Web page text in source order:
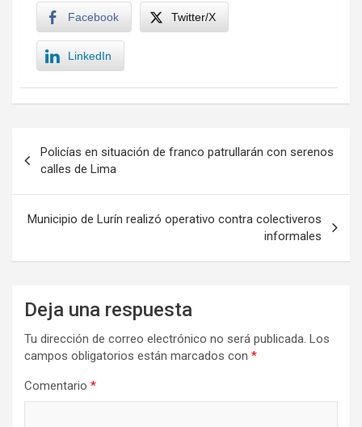
Facebook Twitter/X
LinkedIn
de
entradas
Policías en situación de franco patrullarán con serenos
calles de Lima
Municipio de Lurín realizó operativo contra colectiveros
informales
Deja una respuesta
Tu dirección de correo electrónico no será publicada. Los
campos obligatorios están marcados con *
Comentario *